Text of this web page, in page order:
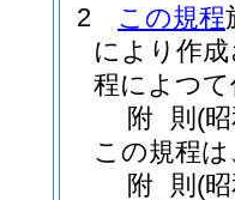
2
この規程
により作
程によつ
附 則 (
この規程
附 則 (